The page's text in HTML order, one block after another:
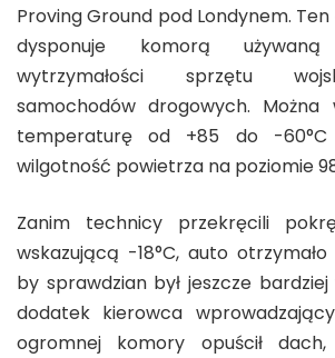
Proving Ground pod Londynem.
dysponuje komorą
wytrzymałości sprzętu
samochodów drogowych.
temperaturę od +85 do -60°C
wilgotność powietrza na poziomie
Zanim technicy przekręcili
wskazującą -18°C, auto
by sprawdzian był jeszcze
dodatek kierowca
ogromnej komory opuścił